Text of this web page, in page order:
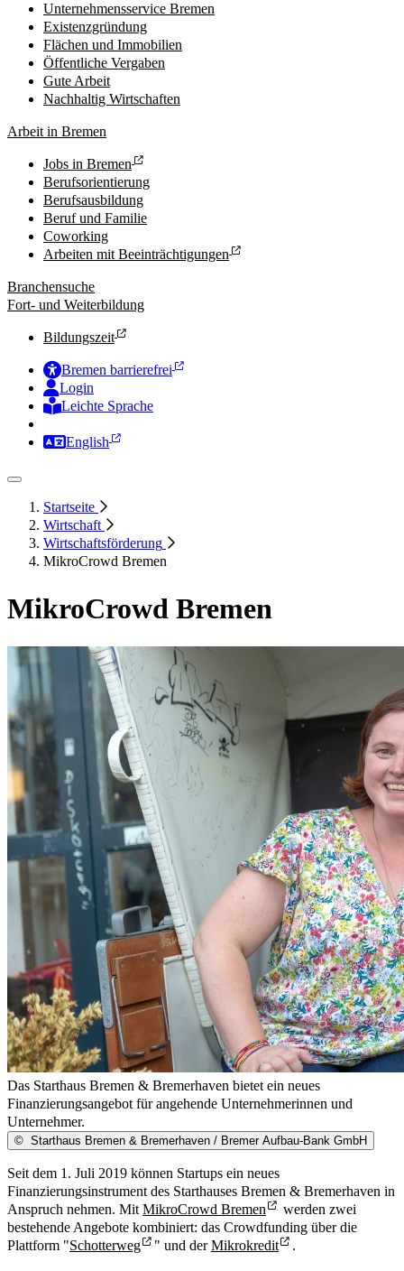
Unternehmensservice Bremen
Existenzgründung
Flächen und Immobilien
Öffentliche Vergaben
Gute Arbeit
Nachhaltig Wirtschaften
Arbeit in Bremen
Jobs in Bremen
Berufsorientierung
Berufsausbildung
Beruf und Familie
Coworking
Arbeiten mit Beeinträchtigungen
Branchensuche
Fort- und Weiterbildung
Bildungszeit
Bremen barrierefrei
Login
Leichte Sprache
English
Startseite
Wirtschaft
Wirtschaftsförderung
MikroCrowd Bremen
MikroCrowd Bremen
Das Starthaus Bremen & Bremerhaven bietet ein neues
Finanzierungsangebot für angehende Unternehmerinnen und
Unternehmer.
© Starthaus Bremen & Bremerhaven / Bremer Aufbau-Bank GmbH
Seit dem 1. Juli 2019 können Startups ein neues
Finanzierungsinstrument des Starthauses Bremen & Bremerhaven in
Anspruch nehmen. Mit MikroCrowd Bremen
werden zwei
bestehende Angebote kombiniert: das Crowdfunding über die
Plattform "Schotterweg " und derMikrokredit .